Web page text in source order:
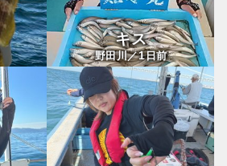
キス
野田川／1日前